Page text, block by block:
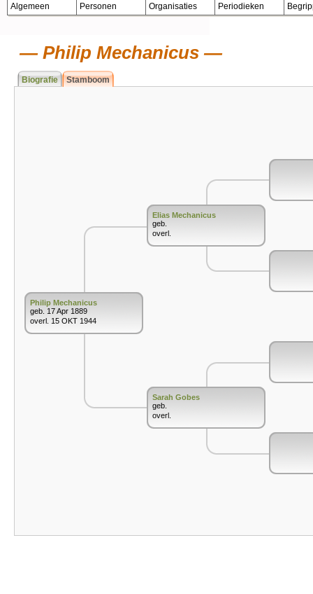
Algemeen Personen Organisaties Periodieken
Philip Mechanicus
Biografie Stamboom
Philip Mechanicus
geb. 17 Apr 1889
overl. 15 OKT 1944
Elias Mechanicus
geb.
overl.
Sarah Gobes
geb.
overl.